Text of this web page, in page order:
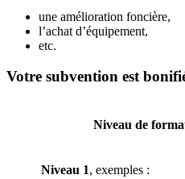
une amélioration foncière,
l’achat d’équipement,
etc.
Votre subvention est
Niveau de
Niveau 1, exemples :